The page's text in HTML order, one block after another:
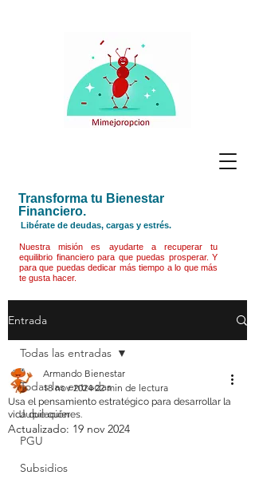
Transforma tu Bienestar
Financiero.
Libérate de deudas, cargas y estrés.
Nuestra misión es ayudarte a recuperar tu
equilibrio financiero para que puedas prosperar. Y
para que puedas dedicar más tiempo a lo que más
te gusta hacer.
Entrada
Todas las entradas
Jubilación
PGU
Subsidios
Todas las entradas
Usa el pensamiento estratégico para desarrollar la
vida que quieres.
Armando Bienestar
18 nov 2024 22 min de lectura
Actualizado: 19 nov 2024